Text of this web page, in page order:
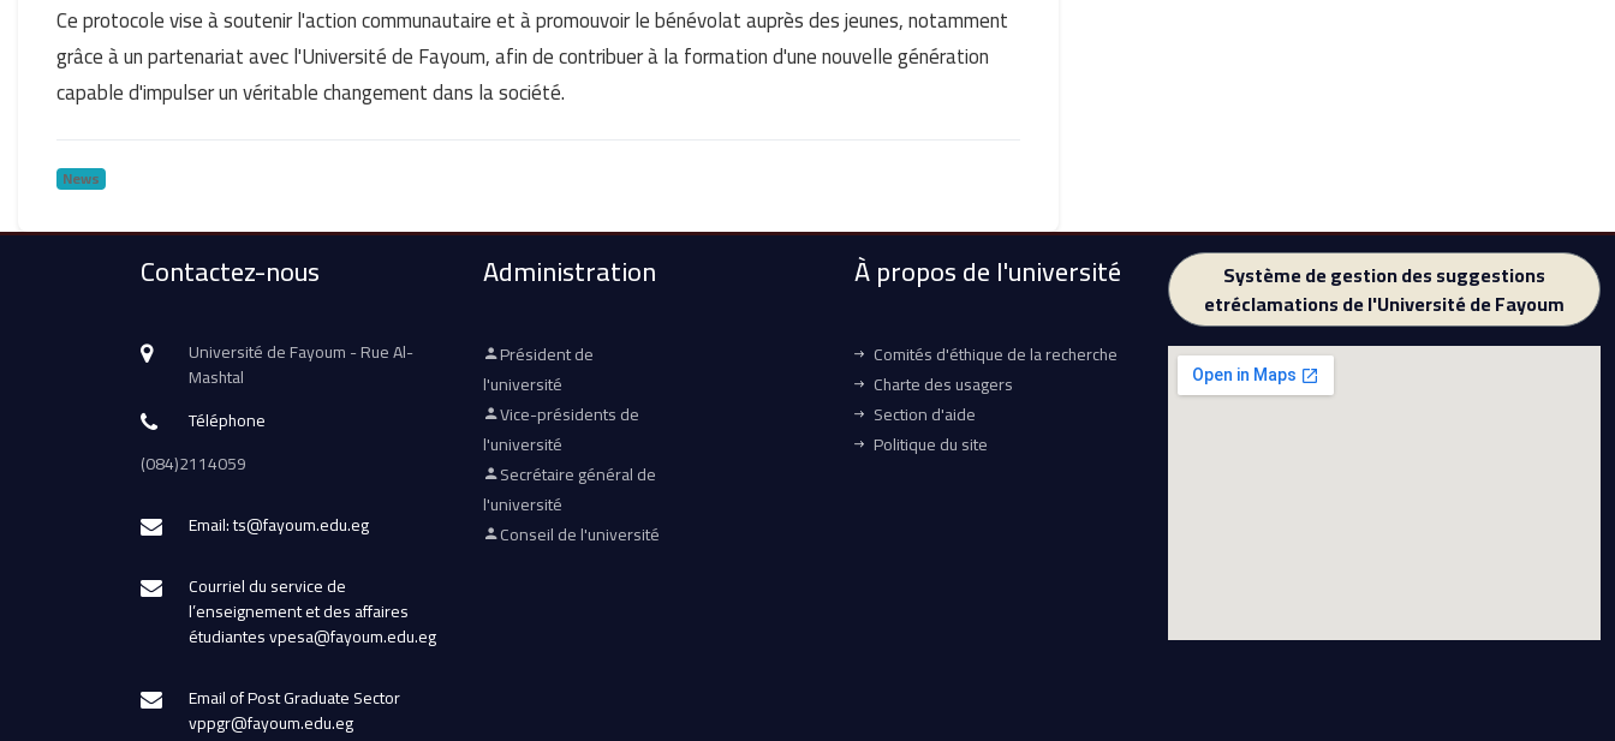
Ce protocole vise à soutenir l'action communautaire et à promouvoir le bénévolat auprès des jeunes, notamment
grâce à un partenariat avec l'Université de Fayoum, afin de contribuer à la formation d'une nouvelle génération
capable d'impulser un véritable changement dans la société.
News
Contactez-nous
Université de Fayoum - Rue Al-
Mashtal
Téléphone
(084)2114059
Email: ts@fayoum.edu.eg
Courriel du service de
l’enseignement et des affaires
étudiantes vpesa@fayoum.edu.eg
Email of Post Graduate Sector
vppgr@fayoum.edu.eg
Administration
Président de
l'université
Vice-présidents de
l'université
Secrétaire général de
l'université
Conseil de l'université
À propos de l'université
Comités d'éthique de la recherche
Charte des usagers
Section d'aide
Politique du site
Système de gestion des suggestions
etréclamations de l'Université de Fayoum